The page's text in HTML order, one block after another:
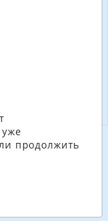
продолжить